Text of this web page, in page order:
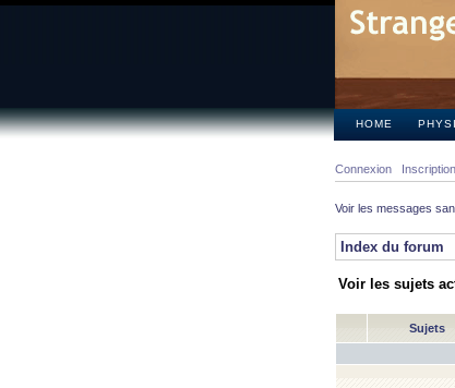
HOME
Connexion Inscription
Voir les messages
Index du forum
Voir les sujets
Sujets